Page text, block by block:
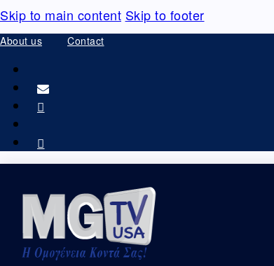
Skip to main content Skip to footer
About us Contact